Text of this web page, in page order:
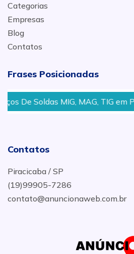
Categorias
Empresas
Blog
Contatos
Frases Posicionadas
De Soldas MIG, MAG, TIG em
Contatos
Piracicaba / SP
(19)99905-7286
contato@anuncionaweb.com.br